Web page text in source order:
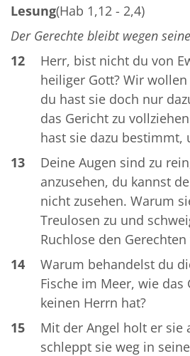
Lesung(Hab 1,12 - 2,4)
Der Gerechte bleibt wegen
12
Herr, bist nicht du von
heiliger Gott? Wir
du hast sie doch nur
das Gericht zu
hast sie dazu bestimmt,
13
Deine Augen sind zu
anzusehen, du kannst
nicht zusehen. Warum
Treulosen zu und
Ruchlose den
14
Warum behandelst du
Fische im Meer, wie das
keinen Herrn hat?
15
Mit der Angel holt er sie
schleppt sie weg in